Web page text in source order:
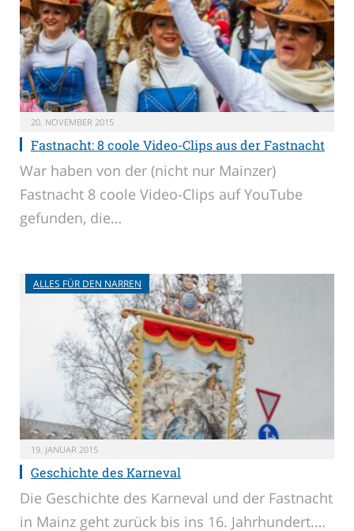
20. NOVEMBER 2015
Fastnacht: 8 coole Video-Clips aus der Fastnacht
War haben von der (nicht nur Mainzer)
Fastnacht 8 coole Video-Clips auf YouTube
gefunden, die…
ALLES FÜR DEN NARREN
19. JANUAR 2015
Geschichte des Karneval
Die Geschichte des Karneval und der Fastnacht
in Mainz geht zurück bis ins 16. Jahrhundert.…